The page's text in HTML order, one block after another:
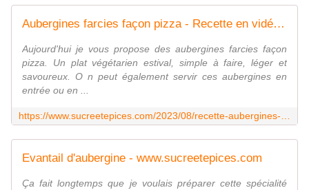
Aubergines farcies façon pizza - Recette en vidéo - www.sucreetepices.com
Aujourd'hui je vous propose des aubergines farcies façon
pizza. Un plat végétarien estival, simple à faire, léger et
savoureux. O n peut également servir ces aubergines en
entrée ou en ...
Evantail d'aubergine - www.sucreetepices.com
Ça fait longtemps que je voulais préparer cette spécialité